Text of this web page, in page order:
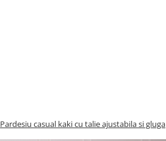
Pardesiu casual kaki cu talie ajustabila si gluga